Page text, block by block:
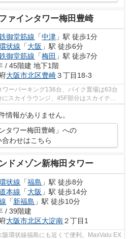
ァインタワー梅田豊崎
御堂筋線 「中津 」駅 徒歩1分
状線 「大阪 」駅 徒歩6分
御堂筋線 「梅田 」駅 徒歩7分
/ 45階建 地下1階
大阪市北区豊崎３丁目18-3
ーパーキング136台、バイク置場は63台
スカイラウンジ、45F部分はスカイテラ
。間取り...
情報がありません。
タワー梅田豊崎」への
合わせはこちら
ドメゾン新梅田タワー
状線 「福島 」駅 徒歩8分
本線 「大阪 」駅 徒歩14分
「新福島 」駅 徒歩10分
/ 39階建
大阪市北区大淀南２丁目1
環状線福島にも近くて便利。MaxValu EX